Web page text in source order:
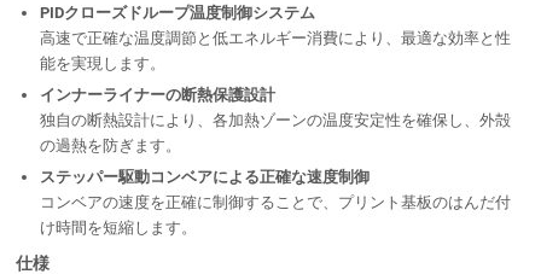
PIDクローズドループ温度制御システム
高速で正確な温度調節と低エネルギー消費により、最適な効率と性
能を実現します。
インナーライナーの断熱保護設計
独自の断熱設計により、各加熱ゾーンの温度安定性を確保し、外殻
の過熱を防ぎます。
ステッパー駆動コンベアによる正確な速度制御
コンベアの速度を正確に制御することで、プリント基板のはんだ付
け時間を短縮します。
仕様